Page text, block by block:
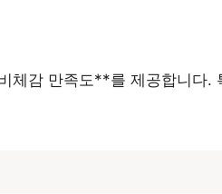
체감 만족도**를 제공합니다.